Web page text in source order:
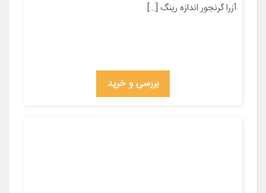
آزرا گرنجور اندازه رینگ […]
بررسی و خرید